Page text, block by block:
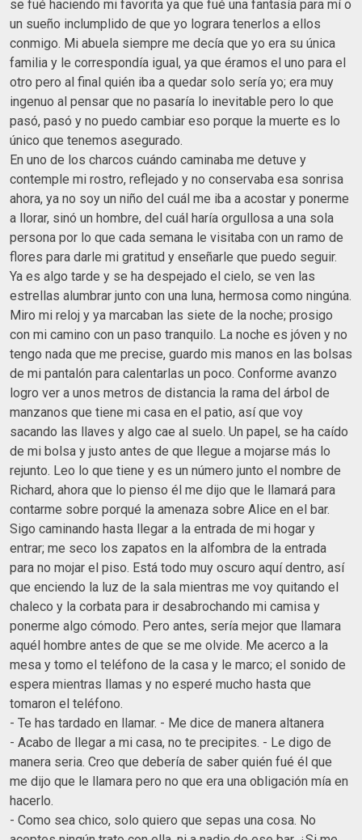
se fué haciendo mi favorita ya que fué una fantasía para mí o
un sueño inclumplido de que yo lograra tenerlos a ellos
conmigo. Mi abuela siempre me decía que yo era su única
familia y le correspondía igual, ya que éramos el uno para el
otro pero al final quién iba a quedar solo sería yo; era muy
ingenuo al pensar que no pasaría lo inevitable pero lo que
pasó, pasó y no puedo cambiar eso porque la muerte es lo
único que tenemos asegurado.
En uno de los charcos cuándo caminaba me detuve y
contemple mi rostro, reflejado y no conservaba esa sonrisa
ahora, ya no soy un niño del cuál me iba a acostar y ponerme
a llorar, sinó un hombre, del cuál haría orgullosa a una sola
persona por lo que cada semana le visitaba con un ramo de
flores para darle mi gratitud y enseñarle que puedo seguir.
Ya es algo tarde y se ha despejado el cielo, se ven las
estrellas alumbrar junto con una luna, hermosa como ningúna.
Miro mi reloj y ya marcaban las siete de la noche; prosigo
con mi camino con un paso tranquilo. La noche es jóven y no
tengo nada que me precise, guardo mis manos en las bolsas
de mi pantalón para calentarlas un poco. Conforme avanzo
logro ver a unos metros de distancia la rama del árbol de
manzanos que tiene mi casa en el patio, así que voy
sacando las llaves y algo cae al suelo. Un papel, se ha caído
de mi bolsa y justo antes de que llegue a mojarse más lo
rejunto. Leo lo que tiene y es un número junto el nombre de
Richard, ahora que lo pienso él me dijo que le llamará para
contarme sobre porqué la amenaza sobre Alice en el bar.
Sigo caminando hasta llegar a la entrada de mi hogar y
entrar; me seco los zapatos en la alfombra de la entrada
para no mojar el piso. Está todo muy oscuro aquí dentro, así
que enciendo la luz de la sala mientras me voy quitando el
chaleco y la corbata para ir desabrochando mi camisa y
ponerme algo cómodo. Pero antes, sería mejor que llamara
aquél hombre antes de que se me olvide. Me acerco a la
mesa y tomo el teléfono de la casa y le marco; el sonido de
espera mientras llamas y no esperé mucho hasta que
tomaron el teléfono.
- Te has tardado en llamar. - Me dice de manera altanera
- Acabo de llegar a mi casa, no te precipites. - Le digo de
manera seria. Creo que debería de saber quién fué él que
me dijo que le llamara pero no que era una obligación mía en
hacerlo.
- Como sea chico, solo quiero que sepas una cosa. No